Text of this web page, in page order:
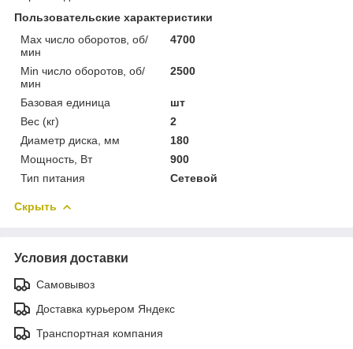
Пользовательские характеристики
Max число оборотов, об/
мин
4700
Min число оборотов, об/
мин
2500
Базовая единица
шт
Вес (кг)
2
Диаметр диска, мм
180
Мощность, Вт
900
Тип питания
Сетевой
Скрыть
Условия доставки
Самовывоз
Доставка курьером Яндекс
Транспортная компания